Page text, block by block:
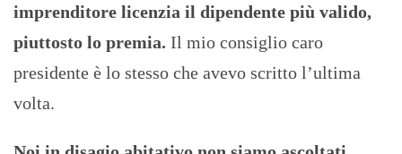
imprenditore licenzia il dipendente più valido,
piuttosto lo premia. Il mio consiglio caro
presidente è lo stesso che avevo scritto l’ultima
volta.